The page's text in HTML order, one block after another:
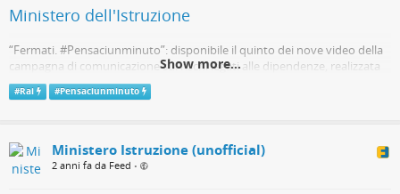
Ministero dell'Istruzione
“Fermati. #Pensaciunminuto”: disponibile il quinto dei nove video della
campagna di comunicazione sui rischi legati alle dipendenze, realizzata
da #Rai in collaborazione con il Dipartimento per le Politiche Antidroga
della Presidenza del Consiglio de…
Show more...
#Rai #Pensaciunminuto
Ministero Istruzione (unofficial)
2 anni fa da Feed •